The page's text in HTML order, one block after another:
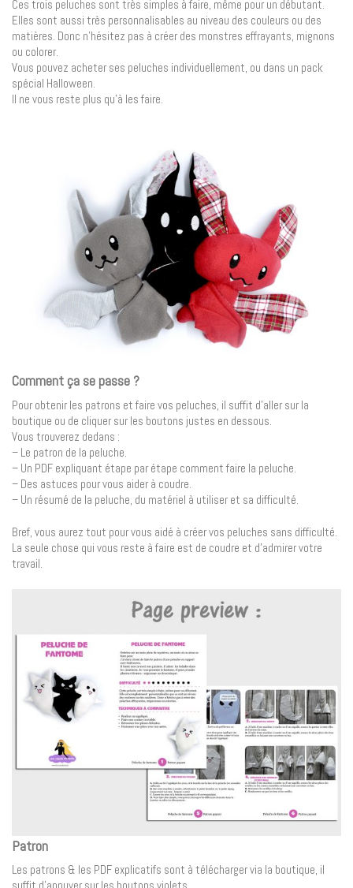
Ces trois peluches sont très simples à faire, même pour un débutant.
Elles sont aussi très personnalisables au niveau des couleurs ou des
matières. Donc n’hésitez pas à créer des monstres effrayants, mignons
ou colorer.
Vous pouvez acheter ses peluches individuellement, ou dans un pack
spécial Halloween.
Il ne vous reste plus qu’à les faire.
Comment ça se passe ?
Pour obtenir les patrons et faire vos peluches, il suffit d’aller sur la
boutique ou de cliquer sur les boutons justes en dessous.
Vous trouverez dedans :
– Le patron de la peluche.
– Un PDF expliquant étape par étape comment faire la peluche.
– Des astuces pour vous aider à coudre.
– Un résumé de la peluche, du matériel à utiliser et sa difficulté.
Bref, vous aurez tout pour vous aidé à créer vos peluches sans difficulté.
La seule chose qui vous reste à faire est de coudre et d’admirer votre
travail.
Patron
Les patrons & les PDF explicatifs sont à télécharger via la boutique, il